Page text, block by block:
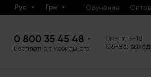
Рус Грн Обучение
0 800 35 45 48
Бесплатно с мобильного!
Пн-Пт: 9-18
Сб-Вс: